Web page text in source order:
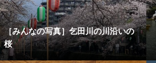
［みんなの写真］乞田川の川沿いの
桜